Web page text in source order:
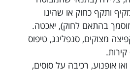
ותקף כחוק או שהינו
מוסמך בהתאם לחוק), יאכטה.
מצוקים, סנפלינג, טיפוס
אופנוע, רכיבה על סוסים,